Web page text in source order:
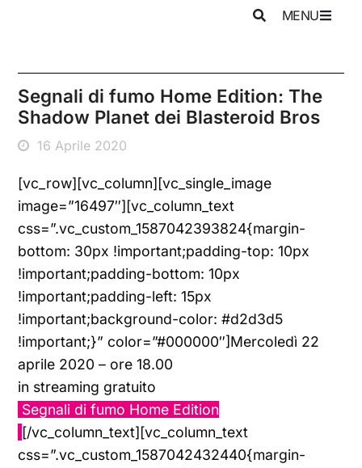
MENU
Segnali di fumo Home Edition: The
Shadow Planet dei Blasteroid Bros
16 Aprile 2020
[vc_row][vc_column][vc_single_image
image=”16497″][vc_column_text
css=”.vc_custom_1587042393824{margin-
bottom: 30px !important;padding-top: 10px
!important;padding-bottom: 10px
!important;padding-left: 15px
!important;background-color: #d2d3d5
!important;}” color=”#000000″]Mercoledì 22
aprile 2020 – ore 18.00
in streaming gratuito
Segnali di fumo Home Edition
[/vc_column_text][vc_column_text
css=”.vc_custom_1587042432440{margin-